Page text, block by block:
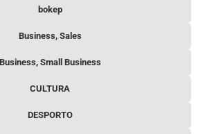
bokep
Business, Sales
Business, Small Business
CULTURA
DESPORTO